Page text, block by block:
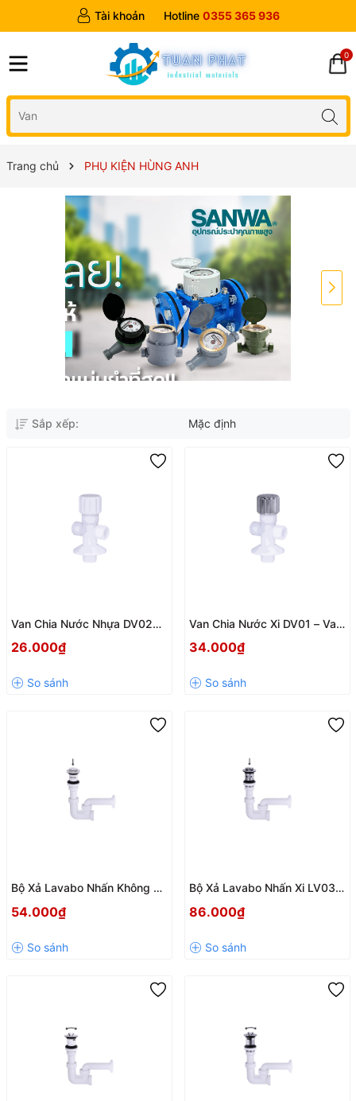
Tài khoản Hotline 0355 365 936
0
Trang chủ PHỤ KIỆN HÙNG ANH
Sắp xếp: Mặc định
Van Chia Nước Nhựa DV02
Chia 2 Đường Nước Tiện Lợi
26.000₫
Van Chia Nước Xi DV01 – Van
Lợi Cho Bồn Cầu Và Vòi Xịt
34.000₫
Bộ Xả Lavabo Nhấn Không Xi
Lavabo Tiện Lợi, Bền Bỉ
54.000₫
Bộ Xả Lavabo Nhấn Xi LV03
Thoát Nước Nhanh Cho Chậu
86.000₫